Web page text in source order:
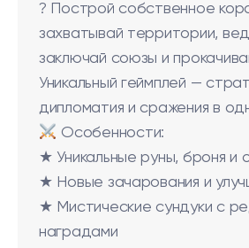
? Построй собственное
захватывай территории,
заключай союзы и
Уникальный геймплей —
дипломатия и сражения в
Особенности:
★ Уникальные руны, броня и
★ Новые зачарования и
★ Мистические сундуки с
наградами